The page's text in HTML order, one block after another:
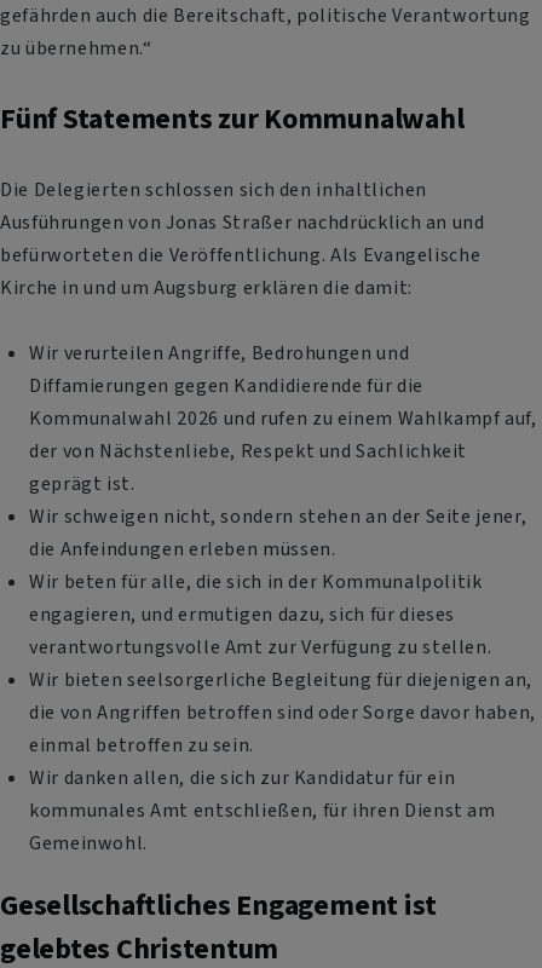
gefährden auch die Bereitschaft, politische Verantwortung
zu übernehmen.“
Fünf Statements zur Kommunalwahl
Die Delegierten schlossen sich den inhaltlichen
Ausführungen von Jonas Straßer nachdrücklich an und
befürworteten die Veröffentlichung. Als Evangelische
Kirche in und um Augsburg erklären die damit:
Wir verurteilen Angriffe, Bedrohungen und
Diffamierungen gegen Kandidierende für die
Kommunalwahl 2026 und rufen zu einem Wahlkampf auf,
der von Nächstenliebe, Respekt und Sachlichkeit
geprägt ist.
Wir schweigen nicht, sondern stehen an der Seite jener,
die Anfeindungen erleben müssen.
Wir beten für alle, die sich in der Kommunalpolitik
engagieren, und ermutigen dazu, sich für dieses
verantwortungsvolle Amt zur Verfügung zu stellen.
Wir bieten seelsorgerliche Begleitung für diejenigen an,
die von Angriffen betroffen sind oder Sorge davor haben,
einmal betroffen zu sein.
Wir danken allen, die sich zur Kandidatur für ein
kommunales Amt entschließen, für ihren Dienst am
Gemeinwohl.
Gesellschaftliches Engagement ist
gelebtes Christentum